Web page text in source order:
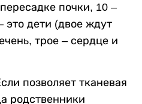
почки, 10 –
это дети (двое ждут
трое – сердце и
позволяет тканевая
родственники